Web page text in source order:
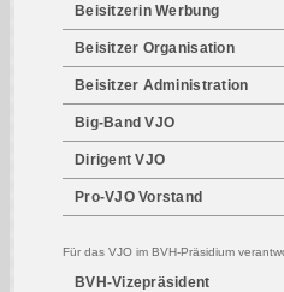
Beisitzerin Werbung
Beisitzer Organisation
Beisitzer Administration
Big-Band VJO
Dirigent VJO
Pro-VJO Vorstand
Für das VJO im BVH-Präsidium
BVH-Vizepräsident